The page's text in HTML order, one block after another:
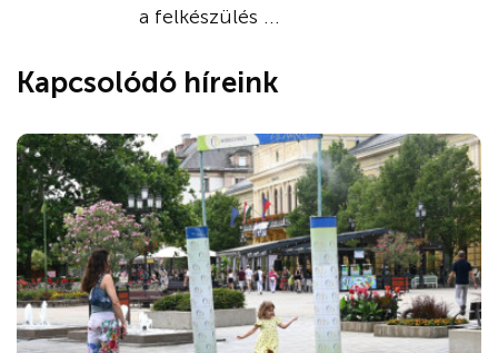
a felkészülés ...
Kapcsolódó híreink